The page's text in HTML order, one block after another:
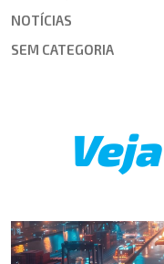
NOTÍCIAS
SEM CATEGORIA